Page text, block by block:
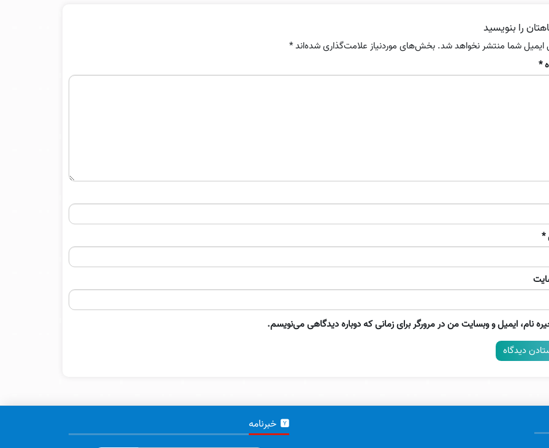
را بنویسید
ایمیل شما منتشر نخواهد شد. بخش‌های موردنیاز علامت‌گذاری شده‌اند*
*
*
نام، ایمیل و وبسایت من در مرورگر برای زمانی که دوباره دیدگاهی می‌نویسم.
خبرنامه